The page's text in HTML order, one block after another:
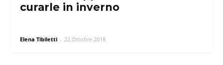
curarle in inverno
Elena Tibiletti - 22 Ottobre 2018